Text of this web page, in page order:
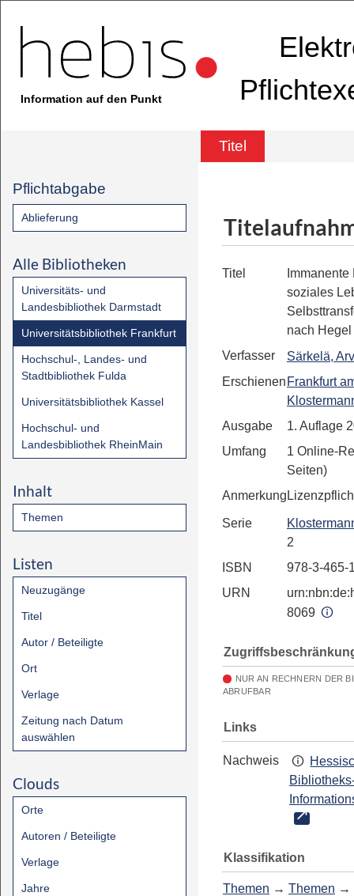
Information auf den Punkt
Titel
Pflichtabgabe
Ablieferung
Alle Bibliotheken
Universitäts- und
Landesbibliothek Darmstadt
Universitätsbibliothek Frankfurt
Hochschul-, Landes- und
Stadtbibliothek Fulda
Universitätsbibliothek Kassel
Hochschul- und
Landesbibliothek RheinMain
Inhalt
Themen
Listen
Neuzugänge
Titel
Autor / Beteiligte
Ort
Verlage
Zeitung nach Datum
auswählen
Clouds
Orte
Autoren / Beteiligte
Verlage
Jahre
Titel
soziales
nach
Verfasser
Särkelä,
Erschienen Frankfurt
Ausgabe
1. Auflage
Umfang
1 Online-
Seiten)
Anmerkung
Serie
2
ISBN
978-3-465-
URN
8069
NUR AN RECHNERN DER
ABRUFBAR
Links
Nachweis
Klassifikation
Themen → Themen →